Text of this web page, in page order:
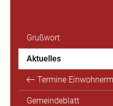
Grußwort
Aktuelles
Termine
Gemeindeblatt